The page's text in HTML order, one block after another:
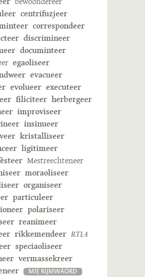
centrifuzjeer
correspondeer
discrimineer
documinteer
egaoliseer
evacueer
evolueer executeer
filiciteer herbergeer
improviseer
insinueer
kristalliseer
ligitimeer
Mestreechteneer
moraoliseer
organiseer
particuleer
polariseer
reanimeer
rikkemendeer RTL4
speciaoliseer
vermassekreer
MIE RIJMWÄÖRD